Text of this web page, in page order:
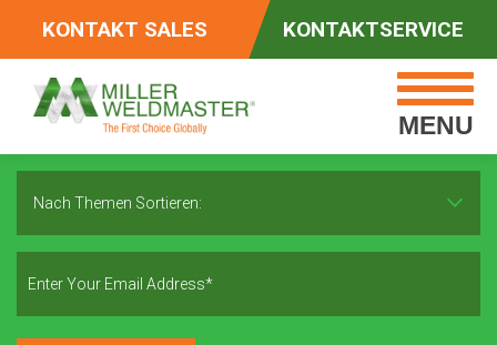
KONTAKT SALES KONTAKTSERVICE
MENU
Nach Themen Sortieren: